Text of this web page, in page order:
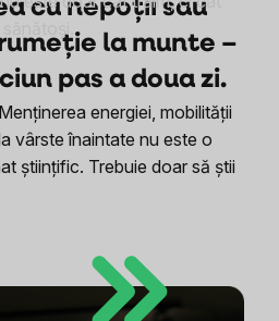
cu nepoții sau
la munte –
pas a doua zi.
energiei, mobilității
vârste înaintate nu este o
științific. Trebuie doar să știi